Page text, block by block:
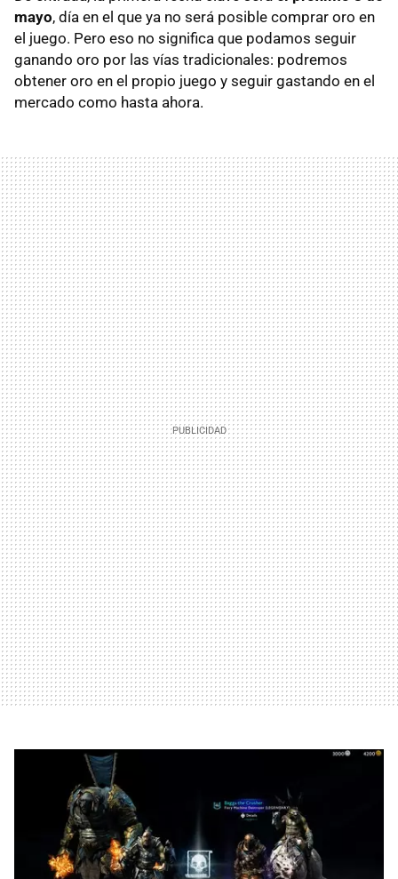
mayo, día en el que ya no será posible comprar oro en
el juego. Pero eso no significa que podamos seguir
ganando oro por las vías tradicionales: podremos
obtener oro en el propio juego y seguir gastando en el
mercado como hasta ahora.